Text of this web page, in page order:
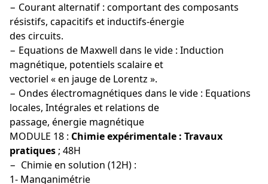
− Courant alternatif : comportant des composants
résistifs, capacitifs et inductifs-énergie
des circuits.
− Equations de Maxwell dans le vide : Induction
magnétique, potentiels scalaire et
vectoriel « en jauge de Lorentz ».
− Ondes électromagnétiques dans le vide : Equations
locales, Intégrales et relations de
passage, énergie magnétique
MODULE 18 : Chimie expérimentale : Travaux
pratiques ; 48H
− Chimie en solution (12H) :
1- Manganimétrie